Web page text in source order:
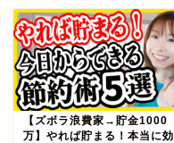
【ズボラ浪費家→貯金1000
万】やれば貯まる！本当に効